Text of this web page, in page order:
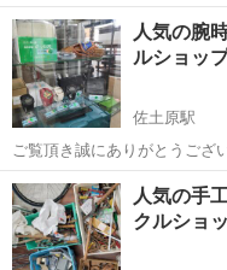
は年末セールを開催中です ／ セール期間中、店内商品は10％OFFにな
ります！ ※「SALE対象外」
後の項目...
宮崎 宮崎市 日向住
人気の腕
ルショッ
佐土原駅
ご覧頂き誠にありがとうござ
したので是非ともご来店ください。 リサイクルショップ
店 佐土原マクドナルド向かい
宮崎 宮崎市 佐土原駅
人気の手
クルショ